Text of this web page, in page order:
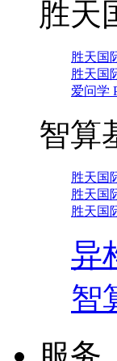
胜天
胜天国
胜天国
爱问学
智算
胜天国
胜天国
胜天国
异
智